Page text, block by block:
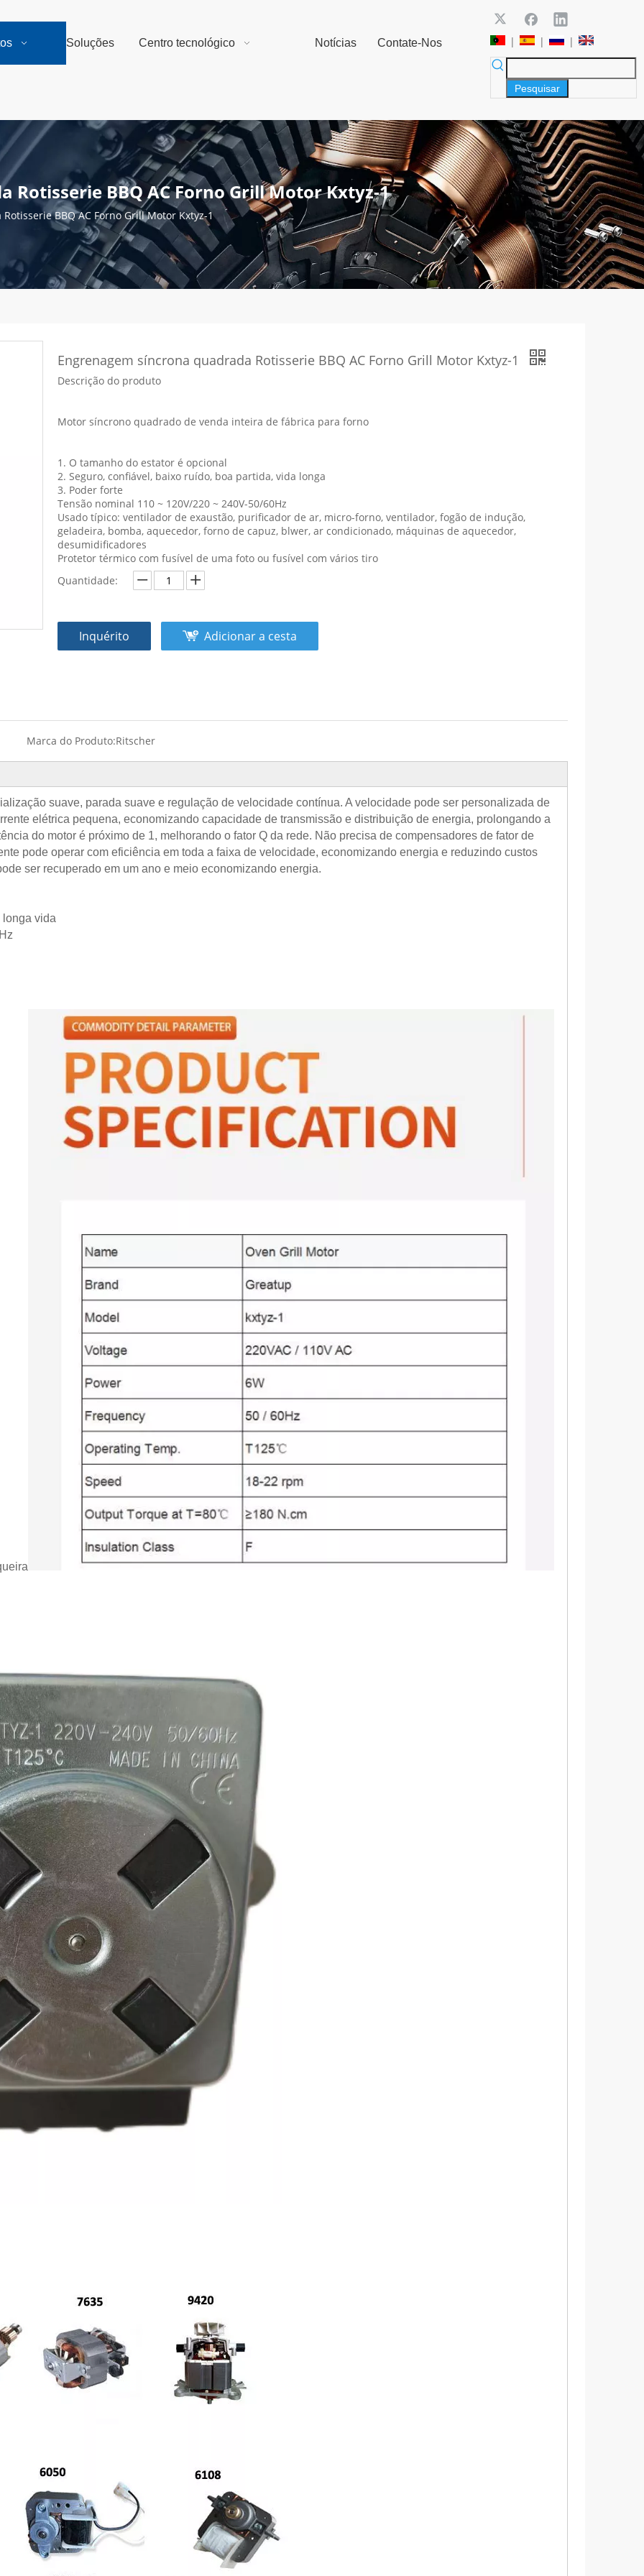
Soluções Centro tecnológico Notícias Contate-Nos | | |
Pesquisar
Rotisserie BBQ AC Forno Grill Motor Kxtyz-1
BBQ AC Forno Grill Motor Kxtyz-1
Engrenagem síncrona quadrada Rotisserie BBQ AC Forno Grill Motor Kxtyz-1
Descrição do produto
Motor síncrono quadrado de venda inteira de fábrica para forno
1. O tamanho do estator é opcional
2. Seguro, confiável, baixo ruído, boa partida, vida longa
3. Poder forte
Tensão nominal 110 ~ 120V/220 ~ 240V-50/60Hz
Usado típico: ventilador de exaustão, purificador de ar, micro-forno, ventilador, fogão de indução,
geladeira, bomba, aquecedor, forno de capuz, blwer, ar condicionado, máquinas de aquecedor,
desumidificadores
Protetor térmico com fusível de uma foto ou fusível com vários tiro
Quantidade:
Inquérito Adicionar a cesta
Marca do Produto:Ritscher
suave, parada suave e regulação de velocidade contínua. A velocidade pode ser personalizada de
elétrica pequena, economizando capacidade de transmissão e distribuição de energia, prolongando a
do motor é próximo de 1, melhorando o fator Q da rede. Não precisa de compensadores de fator de
pode operar com eficiência em toda a faixa de velocidade, economizando energia e reduzindo custos
ser recuperado em um ano e meio economizando energia.
longa vida